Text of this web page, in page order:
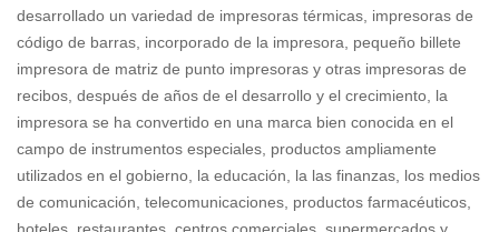
desarrollado un variedad de impresoras térmicas, impresoras de
código de barras, incorporado de la impresora, pequeño billete
impresora de matriz de punto impresoras y otras impresoras de
recibos, después de años de el desarrollo y el crecimiento, la
impresora se ha convertido en una marca bien conocida en el
campo de instrumentos especiales, productos ampliamente
utilizados en el gobierno, la educación, la las finanzas, los medios
de comunicación, telecomunicaciones, productos farmacéuticos,